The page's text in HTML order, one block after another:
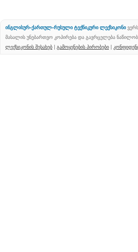
ინგლისურ-ქართულ-რუსული ტექნიკური ლექსიკონი
მასალის უნებართვო კოპირება და გავრცელება
ლექსიკონის შესახებ | გამოყენების პირობები |